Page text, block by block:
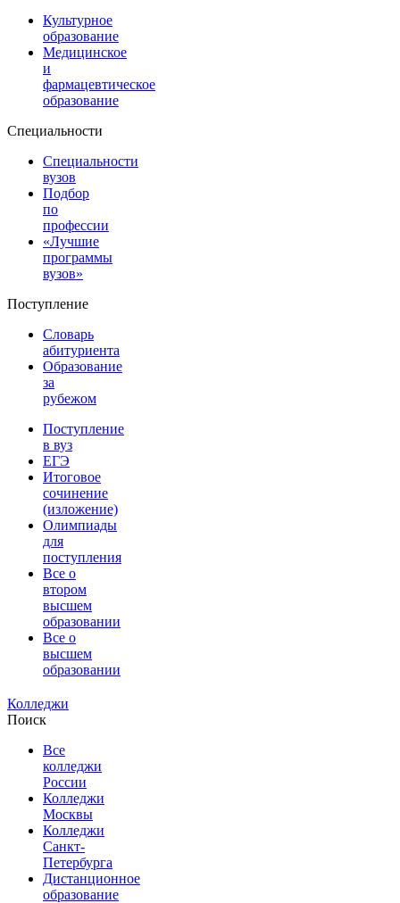
Культурное
образование
Медицинское
и
фармацевтическое
образование
Специальности
Специальности
вузов
Подбор
по
профессии
«Лучшие
программы
вузов»
Поступление
Словарь
абитуриента
Образование
за
рубежом
Поступление
в вуз
ЕГЭ
Итоговое
сочинение
(изложение)
Олимпиады
для
поступления
Все о
втором
высшем
образовании
Все о
высшем
образовании
Колледжи
Поиск
Все
колледжи
России
Колледжи
Москвы
Колледжи
Санкт-
Петербурга
Дистанционное
образование